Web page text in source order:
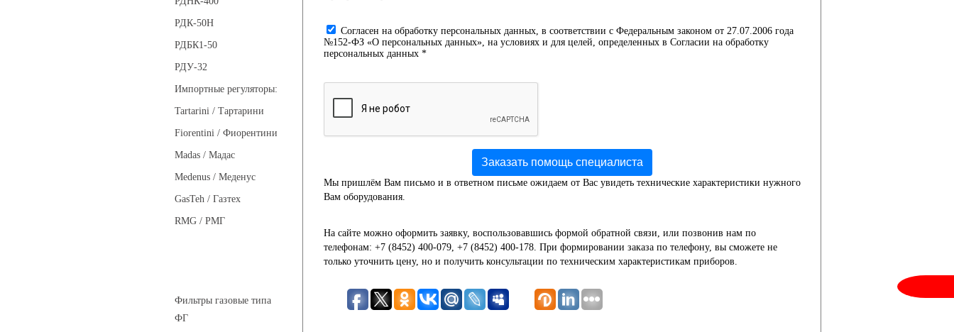
РДК-50Н
РДБК1-50
РДУ-32
Импортные регуляторы:
Tartarini / Тартарини
Fiorentini / Фиорентини
Madas / Мадас
Medenus / Меденус
GasTeh / Газтех
RMG / РМГ
Фильтры газовые типа
ФГ
Cогласен на обработку персональных данных, в соответствии с Федеральным законом от 27.07.2006 года
№152-ФЗ «О персональных данных», на условиях и для целей, определенных в Согласии на обработку
персональных данных *
Заказать помощь специалиста
Мы пришлём Вам письмо и в ответном письме ожидаем от Вас увидеть технические характеристики нужного
Вам оборудования.
На сайте можно оформить заявку, воспользовавшись формой обратной связи, или позвонив нам по
телефонам: +7 (8452) 400-079, +7 (8452) 400-178. При формировании заказа по телефону, вы сможете не
только уточнить цену, но и получить консультации по техническим характеристикам приборов.